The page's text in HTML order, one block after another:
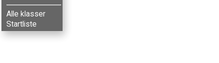
Alle klasser
Startliste